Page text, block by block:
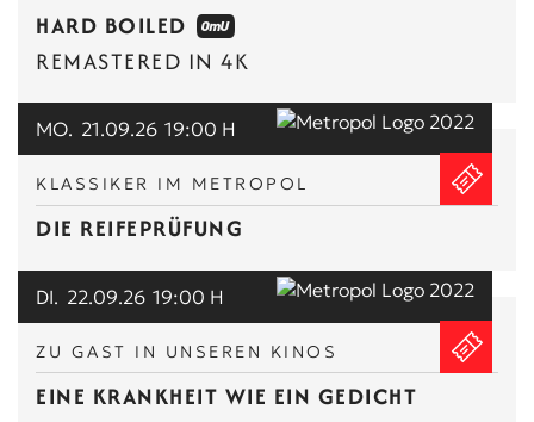
HARD BOILED
REMASTERED IN 4K
KLASSIKER IM METROPOL
DIE REIFEPRÜFUNG
MO. 21.09.26 19:00 H
ZU GAST IN UNSEREN KINOS
EINE KRANKHEIT WIE EIN GEDICHT
DI. 22.09.26 19:00 H